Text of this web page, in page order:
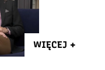
WIĘCEJ +